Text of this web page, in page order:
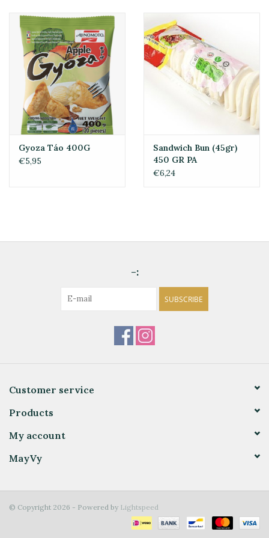
Gyoza Táo 400G
€5,95
Sandwich Bun (45gr)
450 GR PA
€6,24
-:
SUBSCRIBE
Customer service
Products
My account
MayVy
© Copyright 2026 - Powered by Lightspeed